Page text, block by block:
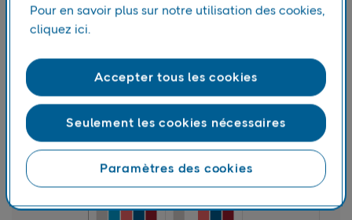
Pour en savoir plus sur notre utilisation des cookies,
cliquez ici.
Paramètres des cookies
Seulement les cookies nécessaires
Accepter tous les cookies